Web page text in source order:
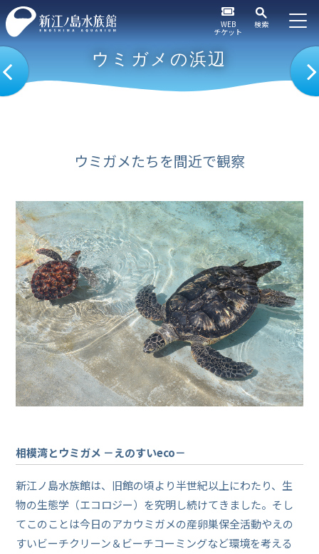
WEB
チケット
検索
ウミガメの浜辺
ウミガメたちを間近で観察
相模湾とウミガメ －えのすいeco－
新江ノ島水族館は、旧館の頃より半世紀以上にわたり、生
物の生態学（エコロジー）を究明し続けてきました。そし
てこのことは今日のアカウミガメの産卵巣保全活動やえの
すいビーチクリーン＆ビーチコーミングなど環境を考える